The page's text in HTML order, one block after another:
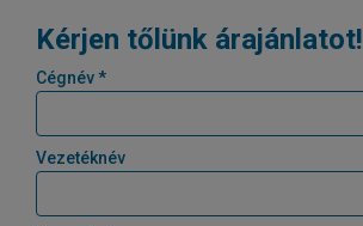
Kérjen tőlünk árajánlatot!
Cégnév *
Vezetéknév